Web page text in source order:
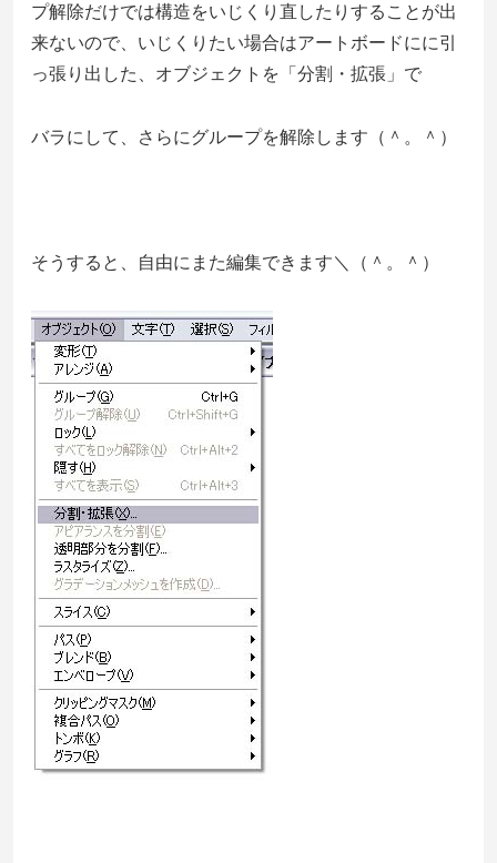
プ解除だけでは構造をいじくり直したりすることが出
来ないので、いじくりたい場合はアートボードにに引
っ張り出した、オブジェクトを「分割・拡張」で
バラにして、さらにグループを解除します（＾。＾）
そうすると、自由にまた編集できます＼（＾。＾）